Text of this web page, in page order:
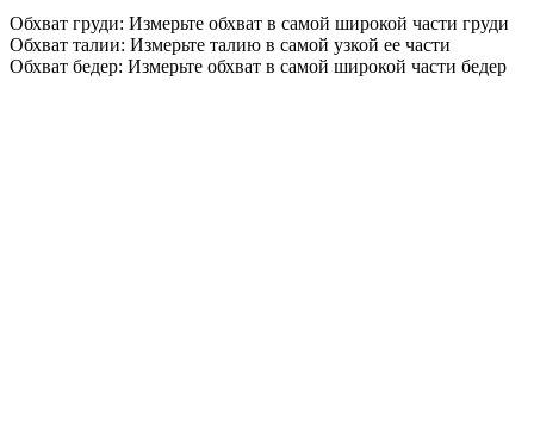
Обхват груди: Измерьте обхват в самой широкой части груди
Обхват талии: Измерьте талию в самой узкой ее части
Обхват бедер: Измерьте обхват в самой широкой части бедер